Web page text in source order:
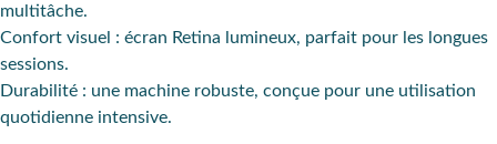
multitâche.
Confort visuel : écran Retina lumineux, parfait pour les longues
sessions.
Durabilité : une machine robuste, conçue pour une utilisation
quotidienne intensive.